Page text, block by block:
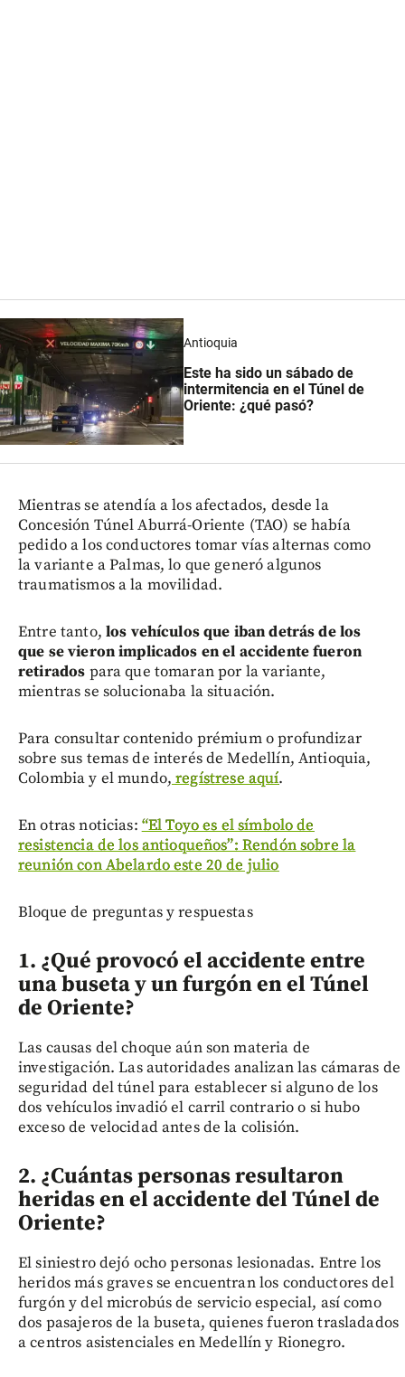
Antioquia
Este ha sido un sábado de
intermitencia en el Túnel de
Oriente: ¿qué pasó?
Mientras se atendía a los afectados, desde la
Concesión Túnel Aburrá-Oriente (TAO) se había
pedido a los conductores tomar vías alternas como
la variante a Palmas, lo que generó algunos
traumatismos a la movilidad.
Entre tanto, los vehículos que iban detrás de los
que se vieron implicados en el accidente fueron
retirados para que tomaran por la variante,
mientras se solucionaba la situación.
Para consultar contenido prémium o profundizar
sobre sus temas de interés de Medellín, Antioquia,
Colombia y el mundo, regístrese aquí.
En otras noticias: “El Toyo es el símbolo de
resistencia de los antioqueños”: Rendón sobre la
reunión con Abelardo este 20 de julio
Bloque de preguntas y respuestas
1. ¿Qué provocó el accidente entre
una buseta y un furgón en el Túnel
de Oriente?
Las causas del choque aún son materia de
investigación. Las autoridades analizan las cámaras de
seguridad del túnel para establecer si alguno de los
dos vehículos invadió el carril contrario o si hubo
exceso de velocidad antes de la colisión.
2. ¿Cuántas personas resultaron
heridas en el accidente del Túnel de
Oriente?
El siniestro dejó ocho personas lesionadas. Entre los
heridos más graves se encuentran los conductores del
furgón y del microbús de servicio especial, así como
dos pasajeros de la buseta, quienes fueron trasladados
a centros asistenciales en Medellín y Rionegro.